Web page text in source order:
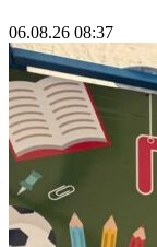
06.08.26 08:37